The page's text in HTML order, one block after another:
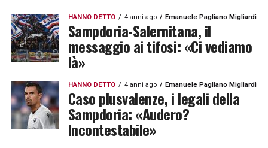
HANNO DETTO 4 anni ago Emanuele Pagliano Migliardi
Sampdoria-Salernitana, il
messaggio ai tifosi: «Ci vediamo
là»
HANNO DETTO 4 anni ago Emanuele Pagliano Migliardi
Caso plusvalenze, i legali della
Sampdoria: «Audero?
Incontestabile»